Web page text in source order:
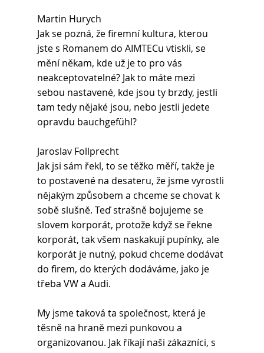
Martin Hurych
Jak se pozná, že firemní kultura, kterou
jste s Romanem do AIMTECu vtiskli, se
mění někam, kde už je to pro vás
neakceptovatelné? Jak to máte mezi
sebou nastavené, kde jsou ty brzdy, jestli
tam tedy nějaké jsou, nebo jestli jedete
opravdu bauchgefühl?
Jaroslav Follprecht
Jak jsi sám řekl, to se těžko měří, takže je
to postavené na desateru, že jsme vyrostli
nějakým způsobem a chceme se chovat k
sobě slušně. Teď strašně bojujeme se
slovem korporát, protože když se řekne
korporát, tak všem naskakují pupínky, ale
korporát je nutný, pokud chceme dodávat
do firem, do kterých dodáváme, jako je
třeba VW a Audi.
My jsme taková ta společnost, která je
těsně na hraně mezi punkovou a
organizovanou. Jak říkají naši zákazníci, s